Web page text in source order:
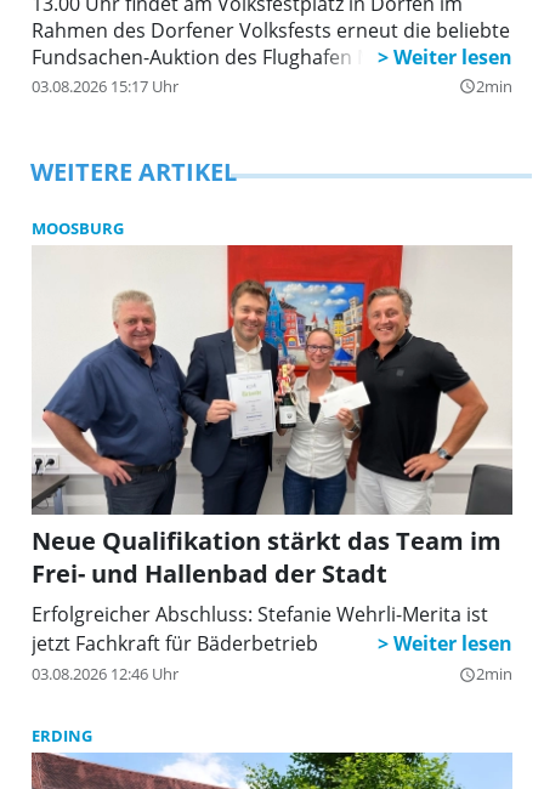
Rahmen des Dorfener Volksfests erneut die beliebte
Fundsachen-Auktion des Flughafen München statt.
03.08.2026 15:17 Uhr query_builder2min
WEITERE ARTIKEL
MOOSBURG
Neue Qualifikation stärkt das Team im
Frei- und Hallenbad der Stadt
Erfolgreicher Abschluss: Stefanie Wehrli-Merita ist
jetzt Fachkraft für Bäderbetrieb
03.08.2026 12:46 Uhr query_builder2min
ERDING